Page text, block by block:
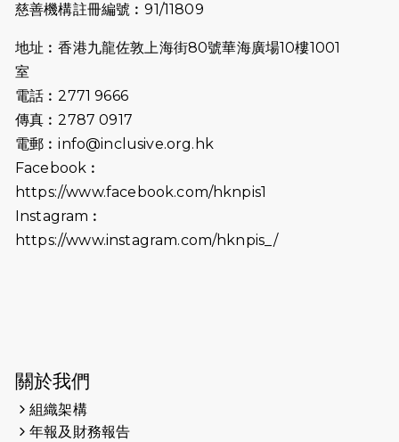
2026-07-09
猛龍長跑隊恆常練習 - 7月9日（19:00
2026-07-02
2026-06-25
（19:00開始）
2026-06-18
猛龍長跑隊恆常練習 - 6月18日
2026-06-11
猛龍長跑隊恆常練習 - 6月11日（19:00
2026-05-28
2026-05-22
慈善機構註冊編號︰91/11809
地址︰香港九龍佐敦上海街80號華海廣場10樓1001
室
電話︰2771 9666
傳真︰2787 0917
電郵︰info@inclusive.org.hk
Facebook︰
https://www.facebook.com/hknpis1
Instagram︰
https://www.instagram.com/hknpis_/
關於我們
組織架構
年報及財務報告